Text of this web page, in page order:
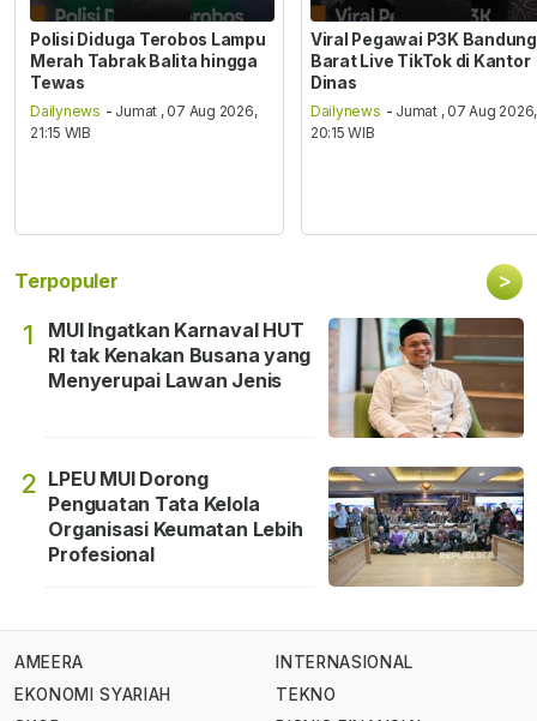
Polisi Diduga Terobos Lampu
Merah Tabrak Balita hingga
Tewas
Dailynews - Jumat , 07 Aug 2026,
21:15 WIB
Viral Pegawai P3K Bandung
Barat Live TikTok di Kantor
Dinas
Dailynews - Jumat , 07 Aug 2026,
20:15 WIB
Terpopuler >
1
MUI Ingatkan Karnaval HUT
RI tak Kenakan Busana yang
Menyerupai Lawan Jenis
2 LPEU MUI Dorong
Penguatan Tata Kelola
Organisasi Keumatan Lebih
Profesional
AMEERA
EKONOMI SYARIAH
INTERNASIONAL
TEKNO